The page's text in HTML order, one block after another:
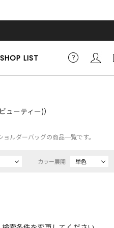
SHOP LIST
ューティー)）
ルダーバッグの商品一覧です。
カラー展開 単色